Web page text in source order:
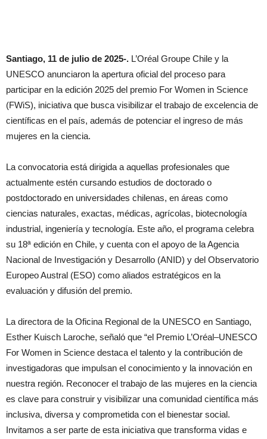
Santiago, 11 de julio de 2025-. L’Oréal Groupe Chile y la
UNESCO anunciaron la apertura oficial del proceso para
participar en la edición 2025 del premio For Women in Science
(FWiS), iniciativa que busca visibilizar el trabajo de excelencia de
científicas en el país, además de potenciar el ingreso de más
mujeres en la ciencia.
La convocatoria está dirigida a aquellas profesionales que
actualmente estén cursando estudios de doctorado o
postdoctorado en universidades chilenas, en áreas como
ciencias naturales, exactas, médicas, agrícolas, biotecnología
industrial, ingeniería y tecnología. Este año, el programa celebra
su 18ª edición en Chile, y cuenta con el apoyo de la Agencia
Nacional de Investigación y Desarrollo (ANID) y del Observatorio
Europeo Austral (ESO) como aliados estratégicos en la
evaluación y difusión del premio.
La directora de la Oficina Regional de la UNESCO en Santiago,
Esther Kuisch Laroche, señaló que “el Premio L’Oréal–UNESCO
For Women in Science destaca el talento y la contribución de
investigadoras que impulsan el conocimiento y la innovación en
nuestra región. Reconocer el trabajo de las mujeres en la ciencia
es clave para construir y visibilizar una comunidad científica más
inclusiva, diversa y comprometida con el bienestar social.
Invitamos a ser parte de esta iniciativa que transforma vidas e